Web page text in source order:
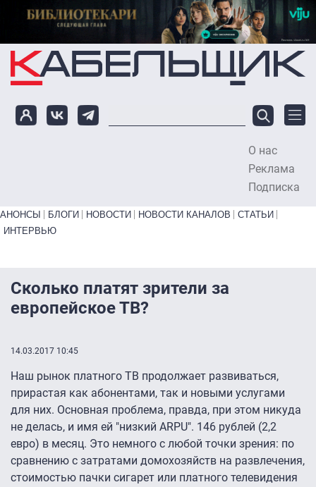
Перейти к основному содержанию
О нас
Реклама
Подписка
Primary links bottom
АНОНСЫ БЛОГИ НОВОСТИ НОВОСТИ КАНАЛОВ
СТАТЬИ
ИНТЕРВЬЮ
Сколько платят зрители за
европейское ТВ?
14.03.2017 10:45
Наш рынок платного ТВ продолжает развиваться,
прирастая как абонентами, так и новыми услугами
для них. Основная проблема, правда, при этом никуда
не делась, и имя ей "низкий ARPU". 146 рублей (2,2
евро) в месяц. Это немного с любой точки зрения: по
сравнению с затратами домохозяйств на развлечения,
стоимостью пачки сигарет или платного телевидения